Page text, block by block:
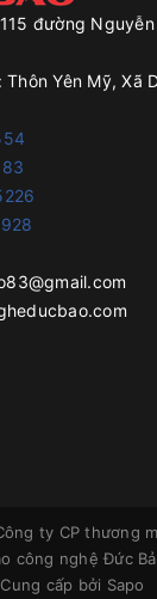
đường
Thôn Yên Mỹ, Xã
ty CP thương
công nghệ Đức
Cung cấp bởi Sapo